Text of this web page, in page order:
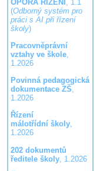
OPORA ŘÍZENÍ , 1.1
(Odborný systém pro
práci s AI při řízení
školy)
Pracovněprávní
vztahy ve škole,
1.2026
Povinná pedagogická
dokumentace ZŠ,
1.2026
Řízení
málotřídní školy,
1.2026
202 dokumentů
ředitele školy, 1.2026